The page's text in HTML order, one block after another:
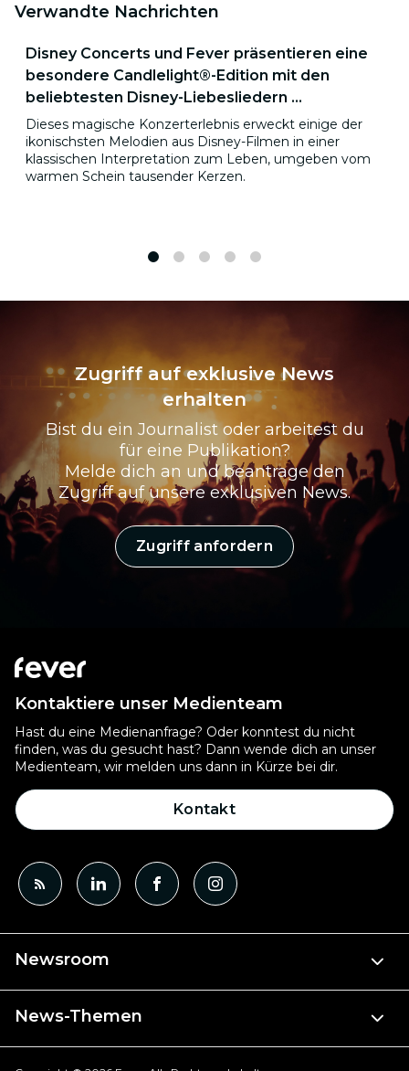
Verwandte Nachrichten
Disney Concerts und Fever präsentieren eine
besondere Candlelight®-Edition mit den
beliebtesten Disney-Liebesliedern ...
Dieses magische Konzerterlebnis erweckt einige der
ikonischsten Melodien aus Disney-Filmen in einer
klassischen Interpretation zum Leben, umgeben vom
warmen Schein tausender Kerzen.
Zugriff auf exklusive News
erhalten
Bist du ein Journalist oder arbeitest du
für eine Publikation?
Melde dich an und beantrage den
Zugriff auf unsere exklusiven News.
Zugriff anfordern
Kontaktiere unser Medienteam
Hast du eine Medienanfrage? Oder konntest du nicht
finden, was du gesucht hast? Dann wende dich an unser
Medienteam, wir melden uns dann in Kürze bei dir.
Kontakt
Newsroom
News-Themen